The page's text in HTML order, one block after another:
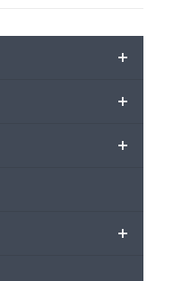
+
+
+
+